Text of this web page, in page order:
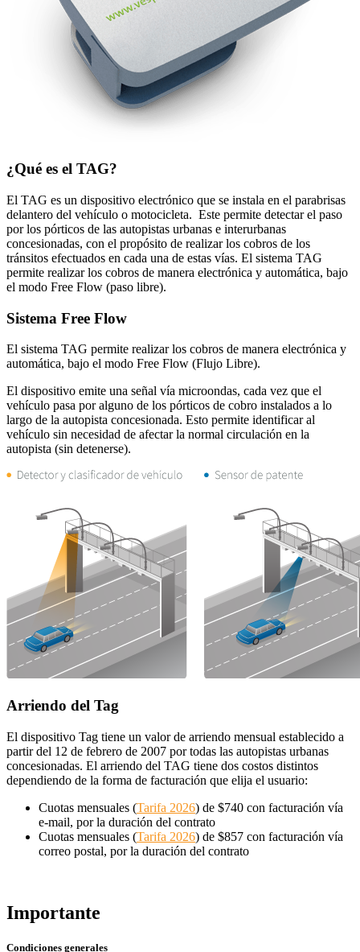
¿Qué es el TAG?
El TAG es un dispositivo electrónico que se instala en el parabrisas
delantero del vehículo o motocicleta. Este permite detectar el paso
por los pórticos de las autopistas urbanas e interurbanas
concesionadas, con el propósito de realizar los cobros de los
tránsitos efectuados en cada una de estas vías. El sistema TAG
permite realizar los cobros de manera electrónica y automática, bajo
el modo Free Flow (paso libre).
Sistema Free Flow
El sistema TAG permite realizar los cobros de manera electrónica y
automática, bajo el modo Free Flow (Flujo Libre).
El dispositivo emite una señal vía microondas, cada vez que el
vehículo pasa por alguno de los pórticos de cobro instalados a lo
largo de la autopista concesionada. Esto permite identificar al
vehículo sin necesidad de afectar la normal circulación en la
autopista (sin detenerse).
Arriendo del Tag
El dispositivo Tag tiene un valor de arriendo mensual establecido a
partir del 12 de febrero de 2007 por todas las autopistas urbanas
concesionadas. El arriendo del TAG tiene dos costos distintos
dependiendo de la forma de facturación que elija el usuario:
Cuotas mensuales (Tarifa 2026) de $740 con facturación vía
e-mail, por la duración del contrato
Cuotas mensuales (Tarifa 2026) de $857 con facturación vía
correo postal, por la duración del contrato
Importante
Condiciones generales